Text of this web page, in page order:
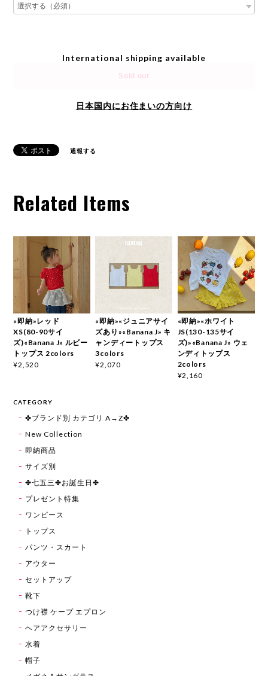
International shipping available
Sold out
日本国内にお住まいの方向け
通報する
Related Items
«即納»レッド
XS(80-90サイ
ズ)«Banana J» ルビー
トップス 2colors
¥2,520
«即納»«ジュニアサイ
ズあり»«Banana J» キ
ャンディートップス
3colors
¥2,070
«即納»«ホワイト
JS(130-135サイ
ズ)»«Banana J» ウェ
ンディトップス
2colors
¥2,160
CATEGORY
✤ブランド別 カテゴリ A→Z✤
New Collection
即納商品
サイズ別
✤七五三✤お誕生日✤
プレゼント特集
ワンピース
トップス
パンツ・スカート
アウター
セットアップ
靴下
つけ襟 ケープ エプロン
ヘアアクセサリー
水着
帽子